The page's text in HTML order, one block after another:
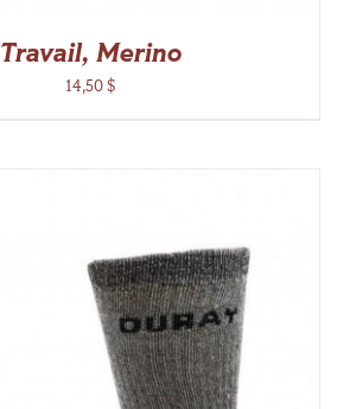
Travail, Merino
14,50$